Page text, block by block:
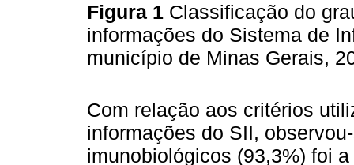
Figura 1 Classificação do
informações do Sistema de
município de Minas Gerais,
Com relação aos critérios
informações do SII,
imunobiológicos (93,3%) foi